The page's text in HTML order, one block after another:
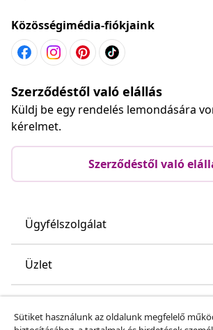
Közösségimédia-fiókjaink
Szerződéstől való elállás
Küldj be egy rendelés lemondására
kérelmet.
Szerződéstől való
Ügyfélszolgálat
Üzlet
Sütiket használunk az oldalunk megfelelő